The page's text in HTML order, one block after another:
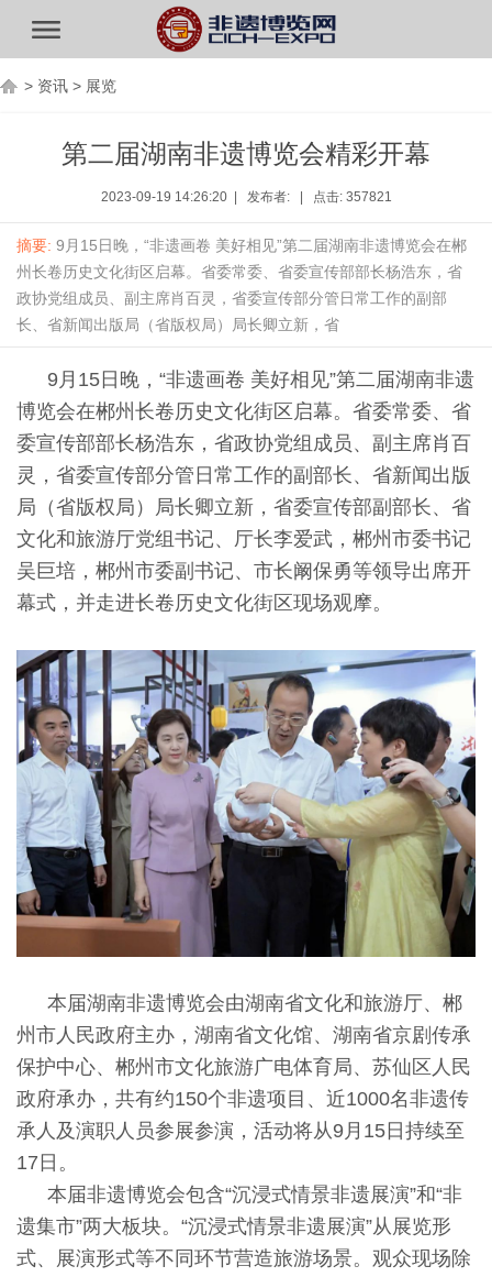
> 资讯 > 展览
第二届湖南非遗博览会精彩开幕
2023-09-19 14:26:20 | 发布者: | 点击: 357821
摘要: 9月15日晚，“非遗画卷 美好相见”第二届湖南非遗博览会在郴
州长卷历史文化街区启幕。省委常委、省委宣传部部长杨浩东，省
政协党组成员、副主席肖百灵，省委宣传部分管日常工作的副部
长、省新闻出版局（省版权局）局长卿立新，省
9月15日晚，“非遗画卷 美好相见”第二届湖南非遗
博览会在郴州长卷历史文化街区启幕。省委常委、省
委宣传部部长杨浩东，省政协党组成员、副主席肖百
灵，省委宣传部分管日常工作的副部长、省新闻出版
局（省版权局）局长卿立新，省委宣传部副部长、省
文化和旅游厅党组书记、厅长李爱武，郴州市委书记
吴巨培，郴州市委副书记、市长阚保勇等领导出席开
幕式，并走进长卷历史文化街区现场观摩。
本届湖南非遗博览会由湖南省文化和旅游厅、郴
州市人民政府主办，湖南省文化馆、湖南省京剧传承
保护中心、郴州市文化旅游广电体育局、苏仙区人民
政府承办，共有约150个非遗项目、近1000名非遗传
承人及演职人员参展参演，活动将从9月15日持续至
17日。
本届非遗博览会包含“沉浸式情景非遗展演”和“非
遗集市”两大板块。“沉浸式情景非遗展演”从展览形
式、展演形式等不同环节营造旅游场景。观众现场除